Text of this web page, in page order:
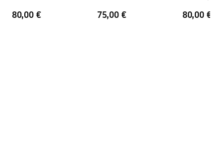
80,00 € 75,00 € 80,00 €